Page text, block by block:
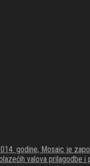
godine, Mosaic je
valova